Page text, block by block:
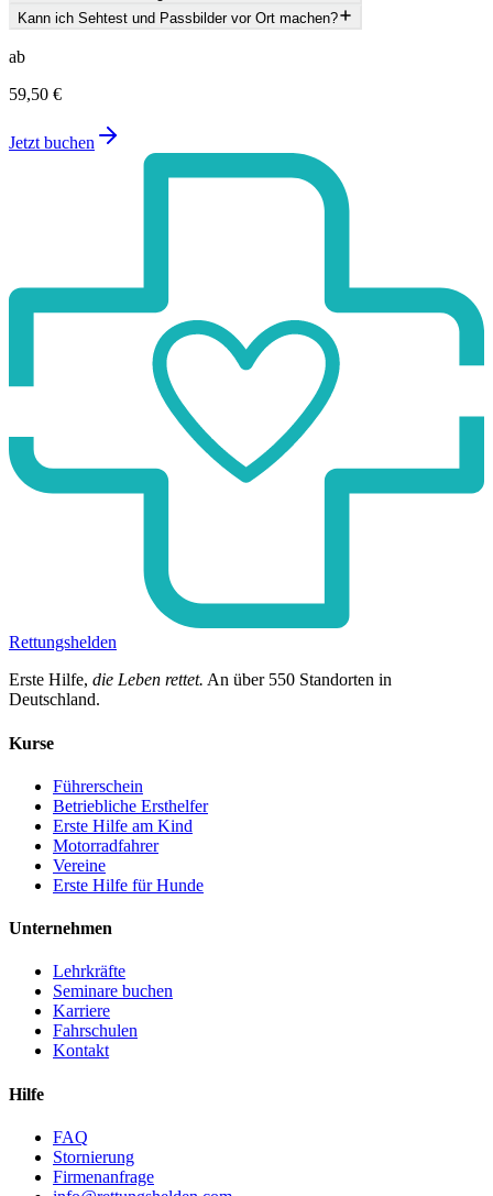
Kann ich Sehtest und Passbilder vor Ort machen?
ab
59,50 €
Jetzt buchen
Rettungshelden
Erste Hilfe, die Leben rettet. An über 550 Standorten in
Deutschland.
Kurse
Führerschein
Betriebliche Ersthelfer
Erste Hilfe am Kind
Motorradfahrer
Vereine
Erste Hilfe für Hunde
Unternehmen
Lehrkräfte
Seminare buchen
Karriere
Fahrschulen
Kontakt
Hilfe
FAQ
Stornierung
Firmenanfrage